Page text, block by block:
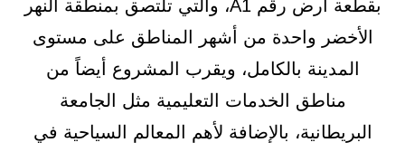
بقطعة أرض رقم A1، والتي تلتصق بمنطقة النهر
الأخضر واحدة من أشهر المناطق على مستوى
المدينة بالكامل، ويقرب المشروع أيضاً من
مناطق الخدمات التعليمية مثل الجامعة
البريطانية، بالإضافة لأهم المعالم السياحية في